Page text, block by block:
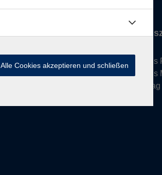
Montag bis
Montag bis
Donnerstag
Alle Cookies akzeptieren und schließen